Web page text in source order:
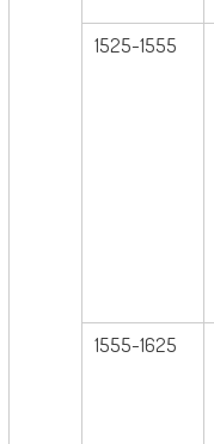
1525-1555
1555-1625